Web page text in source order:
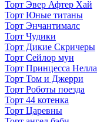
Торт Эвер Афтер Хай
Торт Юные титаны
Торт Энчантималс
Торт Чудики
Торт Дикие Скричеры
Торт Сейлор мун
Торт Принцесса Нелла
Торт Том и Джерри
Торт Роботы поезда
Торт 44 котенка
Торт Царевны